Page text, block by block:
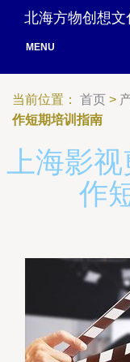
北海方物创想文
MENU
当前位置： 首页 >
作短期培训指南
上海影
作